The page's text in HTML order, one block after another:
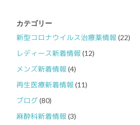
カテゴリー
新型コロナウイルス治療薬情報 (22)
レディース新着情報 (12)
メンズ新着情報 (4)
再生医療新着情報 (11)
ブログ(80)
麻酔科新着情報 (3)